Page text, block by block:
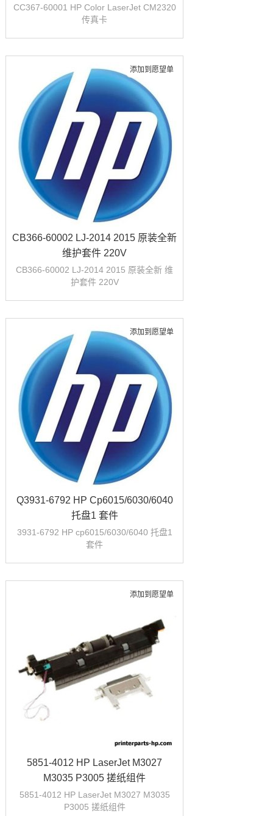
CC367-60001 HP Color LaserJet CM2320
传真卡
添加到愿望单
CB366-60002 LJ-2014 2015 原装全新
维护套件 220V
CB366-60002 LJ-2014 2015 原装全新 维
护套件 220V
添加到愿望单
Q3931-6792 HP Cp6015/6030/6040
托盘1 套件
3931-6792 HP cp6015/6030/6040 托盘1
套件
添加到愿望单
5851-4012 HP LaserJet M3027
M3035 P3005 搓纸组件
5851-4012 HP LaserJet M3027 M3035
P3005 搓纸组件